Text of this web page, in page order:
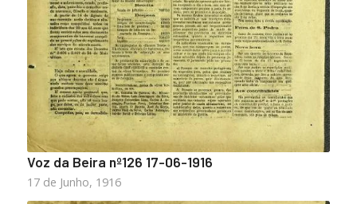
Voz da Beira nº126 17-06-1916
17 de Junho, 1916